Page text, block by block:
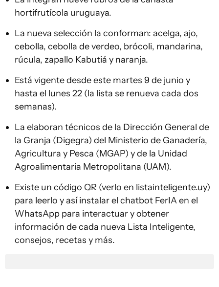
hortifrutícola uruguaya.
La nueva selección la conforman: acelga, ajo,
cebolla, cebolla de verdeo, brócoli, mandarina,
rúcula, zapallo Kabutiá y naranja.
Está vigente desde este martes 9 de junio y
hasta el lunes 22 (la lista se renueva cada dos
semanas).
La elaboran técnicos de la Dirección General de
la Granja (Digegra) del Ministerio de Ganadería,
Agricultura y Pesca (MGAP) y de la Unidad
Agroalimentaria Metropolitana (UAM).
Existe un código QR (verlo en listainteligente.uy)
para leerlo y así instalar el chatbot FerIA en el
WhatsApp para interactuar y obtener
información de cada nueva Lista Inteligente,
consejos, recetas y más.